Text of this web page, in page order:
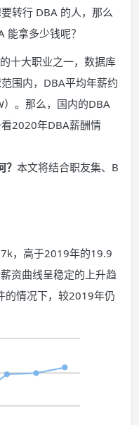
转行 DBA 的人，那么
拿多少钱呢？
十大职业之一，数据库
围内，DBA平均年薪约
。那么，国内的DBA
2020年DBA薪酬情
本文将结合职友集、B
，高于2019年的19.9
资曲线呈稳定的上升趋
的情况下，较2019年仍